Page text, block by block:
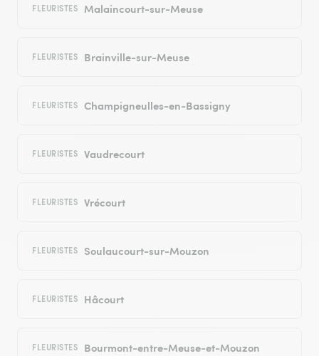
FLEURISTES Malaincourt-sur-Meuse
FLEURISTES Brainville-sur-Meuse
FLEURISTES Champigneulles-en-Bassigny
FLEURISTES Vaudrecourt
FLEURISTES Vrécourt
FLEURISTES Soulaucourt-sur-Mouzon
FLEURISTES Hâcourt
FLEURISTES Bourmont-entre-Meuse-et-Mouzon